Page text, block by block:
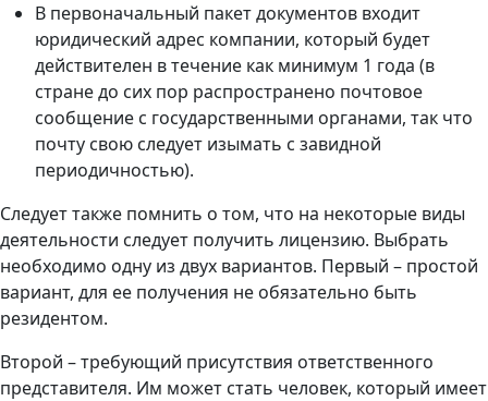
В первоначальный пакет документов входит
юридический адрес компании, который будет
действителен в течение как минимум 1 года (в
стране до сих пор распространено почтовое
сообщение с государственными органами, так что
почту свою следует изымать с завидной
периодичностью).
Следует также помнить о том, что на некоторые виды
деятельности следует получить лицензию. Выбрать
необходимо одну из двух вариантов. Первый – простой
вариант, для ее получения не обязательно быть
резидентом.
Второй – требующий присутствия ответственного
представителя. Им может стать человек, который имеет